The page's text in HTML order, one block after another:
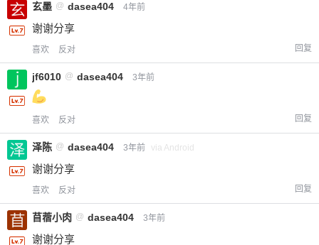
玄墨 @ dasea404 4年前
谢谢分享
喜欢 反对 回复
jf6010 @ dasea404 3年前
喜欢 反对 回复
泽陈 @ dasea404 3年前 via Android
谢谢分享
喜欢 反对 回复
苜蓿小肉 @ dasea404 3年前
谢谢分享